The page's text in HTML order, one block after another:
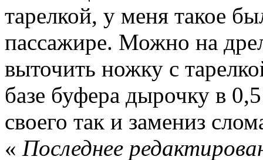
тарелкой, у меня такое
пассажире. Можно на
выточить ножку с
базе буфера дырочку в
своего так и замениз
« Последнее